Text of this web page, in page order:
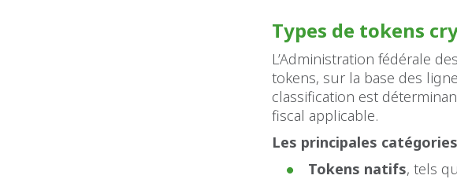
Types de tokens
L’Administration fédérale
tokens, sur la base des
classification est
fiscal applicable.
Les principales
Tokens natifs, tels